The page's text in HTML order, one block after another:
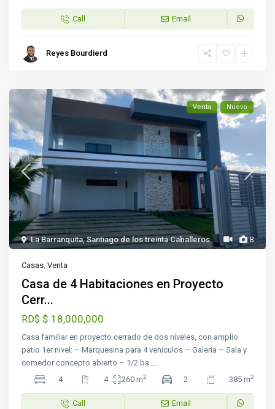
Call Email
Reyes Bourdierd
8
La Barranquita,Santiago de los treinta Caballeros
Venta Nuevo
Casas,Venta
Casa de 4 Habitaciones en Proyecto
Cerr...
RD$ $ 18,000,000
Casa familiar en proyecto cerrado de dos niveles, con amplio
patio 1er nivel: – Marquesina para 4 vehículos – Galería – Sala y
comedor concepto abierto – 1/2 ba ...
4
4 260 m2 2 385 m2
Call Email